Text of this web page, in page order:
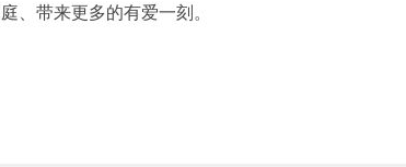
、带来更多的有爱一刻。